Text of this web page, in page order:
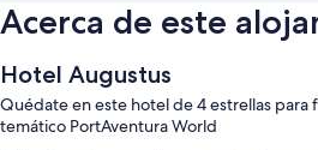
Acerca de este
Hotel Augustus
Quédate en este hotel de 4 estrellas para
temático PortAventura World